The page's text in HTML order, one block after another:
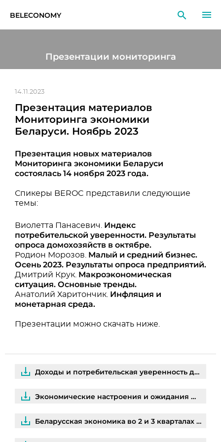
BELECONOMY
ИССЛЕДОВАНИЯ
ОБРАЗОВАНИЕ
Презентации мониторинга
14.11.2023
Презентация материалов
Мониторинга экономики
Беларуси. Ноябрь 2023
Презентация новых материалов
Мониторинга экономики Беларуси
состоялась 14 ноября 2023 года.
Спикеры BEROC представили следующие
темы:
Виолетта Панасевич. Индекс
потребительской уверенности. Результаты
опроса домохозяйств в октябре.
Родион Морозов. Малый и средний бизнес.
Осень 2023. Результаты опроса предприятий.
Дмитрий Крук. Макроэкономическая
ситуация. Основные тренды.
Анатолий Харитончик. Инфляция и
монетарная среда.
Презентации можно скачать ниже.
Доходы и потребительская уверенность домохозяйств
Экономические настроения и ожидания фирм
Беларусская экономика во 2 и 3 кварталах 2023 года